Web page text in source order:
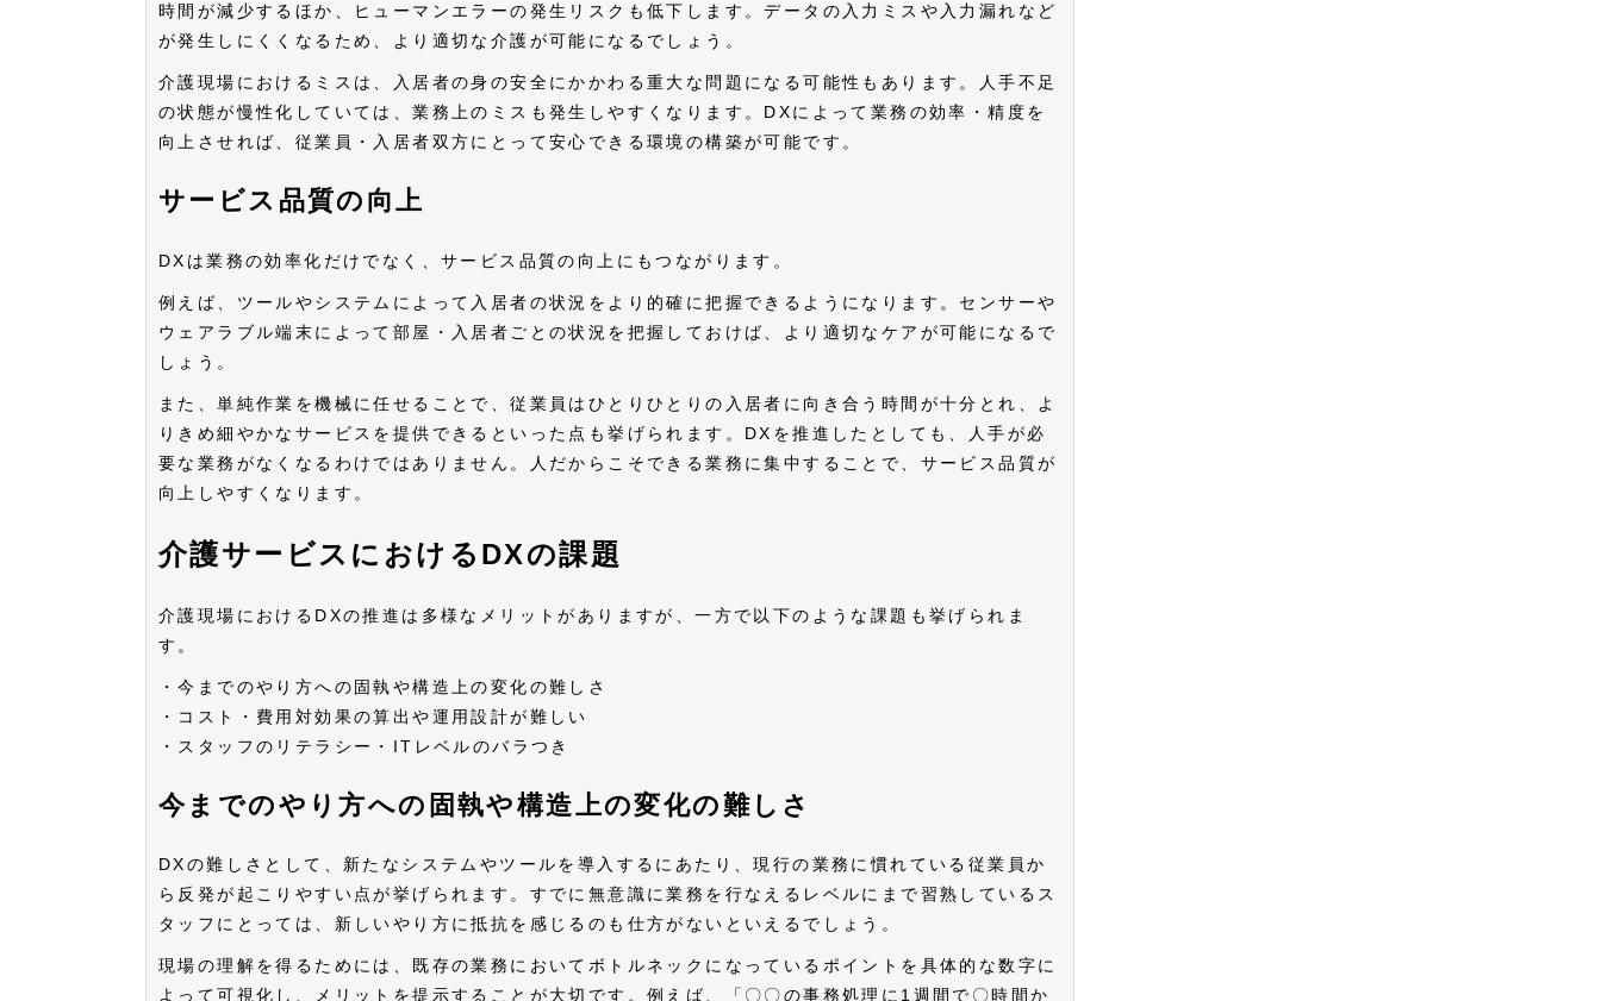
時間が減少するほか、ヒューマンエラーの発生リスクも低下します。データの入力ミスや入力漏れなど
が発生しにくくなるため、より適切な介護が可能になるでしょう。
介護現場におけるミスは、入居者の身の安全にかかわる重大な問題になる可能性もあります。人手不足
の状態が慢性化していては、業務上のミスも発生しやすくなります。DXによって業務の効率・精度を
向上させれば、従業員・入居者双方にとって安心できる環境の構築が可能です。
サービス品質の向上
DXは業務の効率化だけでなく、サービス品質の向上にもつながります。
例えば、ツールやシステムによって入居者の状況をより的確に把握できるようになります。センサーや
ウェアラブル端末によって部屋・入居者ごとの状況を把握しておけば、より適切なケアが可能になるで
しょう。
また、単純作業を機械に任せることで、従業員はひとりひとりの入居者に向き合う時間が十分とれ、よ
りきめ細やかなサービスを提供できるといった点も挙げられます。DXを推進したとしても、人手が必
要な業務がなくなるわけではありません。人だからこそできる業務に集中することで、サービス品質が
向上しやすくなります。
介護サービスにおけるDXの課題
介護現場におけるDXの推進は多様なメリットがありますが、一方で以下のような課題も挙げられま
す。
・今までのやり方への固執や構造上の変化の難しさ
・コスト・費用対効果の算出や運用設計が難しい
・スタッフのリテラシー・ITレベルのバラつき
今までのやり方への固執や構造上の変化の難しさ
DXの難しさとして、新たなシステムやツールを導入するにあたり、現行の業務に慣れている従業員か
ら反発が起こりやすい点が挙げられます。すでに無意識に業務を行なえるレベルにまで習熟しているス
タッフにとっては、新しいやり方に抵抗を感じるのも仕方がないといえるでしょう。
現場の理解を得るためには、既存の業務においてボトルネックになっているポイントを具体的な数字に
よって可視化し、メリットを提示することが大切です。例えば、「〇〇の事務処理に1週間で〇時間か